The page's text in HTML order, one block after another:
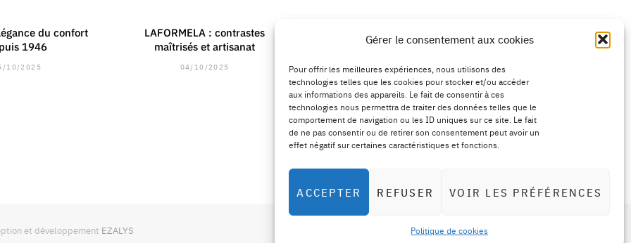
Gérer le consentement aux cookies
Pour offrir les meilleures expériences, nous utilisons des
technologies telles que les cookies pour stocker et/ou accéder
aux informations des appareils. Le fait de consentir à ces
technologies nous permettra de traiter des données telles que le
comportement de navigation ou les ID uniques sur ce site. Le fait
de ne pas consentir ou de retirer son consentement peut avoir un
effet négatif sur certaines caractéristiques et fonctions.
ACCEPTER REFUSER VOIR LES PRÉFÉRENCES
Politique de cookies
du confort
1946
10/2025
LAFORMELA : contrastes
maîtrisés et artisanat
04/10/2025
et développement EZALYS